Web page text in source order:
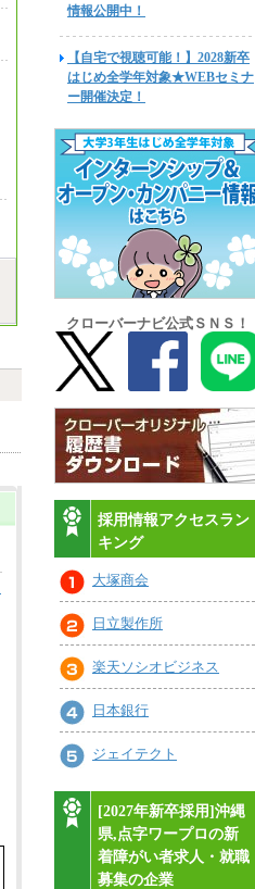
情報公開中！
【自宅で視聴可能！】2028新卒
はじめ全学年対象★WEBセミナ
ー開催決定！
クローバーナビ公式ＳＮＳ！
採用情報アクセスラン
キング
大塚商会
日立製作所
楽天ソシオビジネス
日本銀行
ジェイテクト
[2027年新卒採用]沖縄
県,点字ワープロの新
着障がい者求人・就職
募集の企業